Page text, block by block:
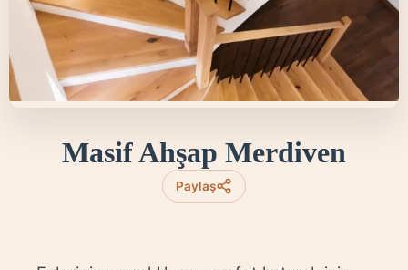
Masif Ahşap Merdiven
Paylaş